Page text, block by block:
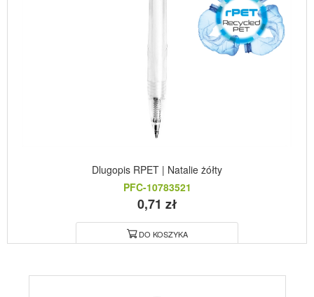
Dlugopis RPET | Natalie żółty
PFC-10783521
0,71 zł
DO KOSZYKA